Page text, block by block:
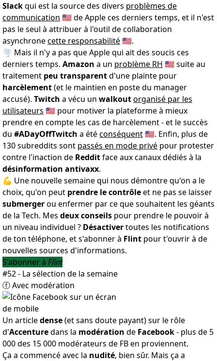
Slackqui est la source des divers problèmes de
communication 🇺🇸 de Apple ces derniers temps, et il n'est
pas le seul à attribuer à l'outil de collaboration
asynchronecette responsabilité🇺🇸.
🌪 Mais il n'y a pas que Apple qui ait des soucis ces
derniers temps. Amazon a un problème RH 🇺🇸 suite au
traitement peu transparentd'une plainte pour
harcèlement(et le maintien en poste du manager
accusé). Twitch a vécu un walkoutorganisé par les
utilisateurs 🇺🇸 pour motiver la plateforme à mieux
prendre en compte les cas de harcèlement - et le succès
du #ADayOffTwitch a étéconséquent🇺🇸. Enfin, plus de
130 subreddits sont passés en mode privé pour protester
contre l'inaction de Redditface aux canaux dédiés à la
désinformation antivaxx.
💪 Une nouvelle semaine qui nous démontre qu'on a le
choix, qu'on peut prendre le contrôleet ne pas se laisser
submergerou enfermer par ce que souhaitent les géants
de la Tech. Mes deux conseils pour prendre le pouvoir à
un niveau individuel ? Désactivertoutes les notifications
de ton téléphone, et s'abonner à Flint pour t'ouvrir à de
nouvelles sources d'informations.
S'abonner à Flint
#52 - La sélection de la semaine
ⓕ Avec modération
Un articledense(et sans doute payant) sur le rôle
d'Accenturedans la modération de Facebook- plus de 5
000 des 15 000 modérateurs de FB en proviennent.
Ça a commencé avec la nudité, bien sûr. Mais ça a